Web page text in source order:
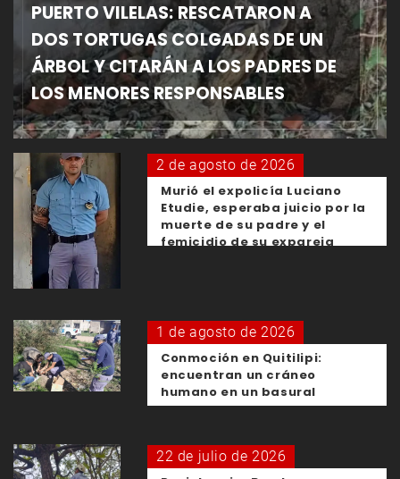
PUERTO VILELAS: RESCATARON A
DOS TORTUGAS COLGADAS DE UN
ÁRBOL Y CITARÁN A LOS PADRES DE
LOS MENORES RESPONSABLES
2 de agosto de 2026
Murió el expolicía Luciano
Etudie, esperaba juicio por la
muerte de su padre y el
femicidio de su expareja
1 de agosto de 2026
Conmoción en Quitilipi:
encuentran un cráneo
humano en un basural
22 de julio de 2026